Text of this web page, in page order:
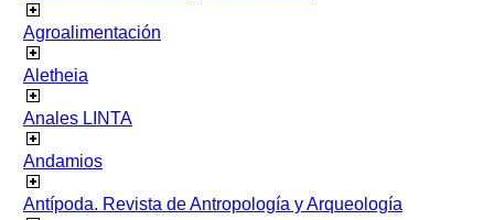
Agroalimentación
Aletheia
Anales LINTA
Andamios
Antípoda. Revista de Antropología y Arqueología